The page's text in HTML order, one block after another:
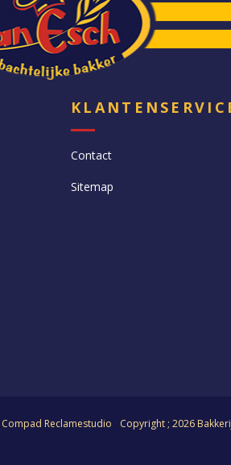
Contact
Sitemap
Compad Reclamestudio Copyright ; 2026